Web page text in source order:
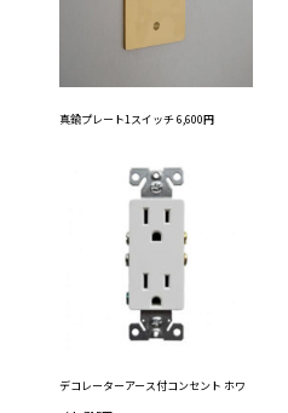
真鍮プレート1スイッチ 6,600円
デコレーターアース付コンセント ホワ